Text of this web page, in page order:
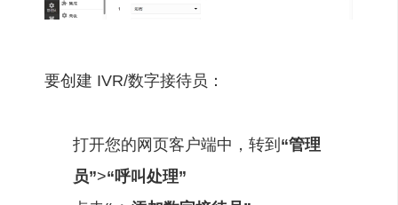
要创建 IVR/数字接待员：
打开您的网页客户端中，转到 “管理
员”>“呼叫处理”